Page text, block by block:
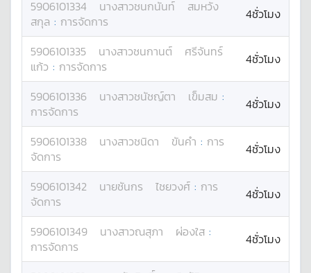
5906101334 นางสาวชนกนันท์
สมหวัง
สกุล : การจัดการ 4ชั่วโมง
5906101335 นางสาวชนกานต์
ศรีจันทร์
แก้ว : การจัดการ 4ชั่วโมง
5906101336 นางสาวชนัชญ์ตา เข็มสม :
การจัดการ
4ชั่วโมง
5906101338 นางสาวชนิดา ขันคำ : การ
จัดการ
4ชั่วโมง
5906101342 นายชันกร ไชยวงศ์ : การ
จัดการ
4ชั่วโมง
5906101349 นางสาวณสุภา ผ่องใส :
การจัดการ
4ชั่วโมง